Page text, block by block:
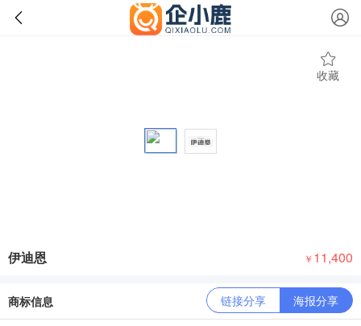
收藏
伊迪恩 ￥ 11,400
商标信息 链接分享 海报分享